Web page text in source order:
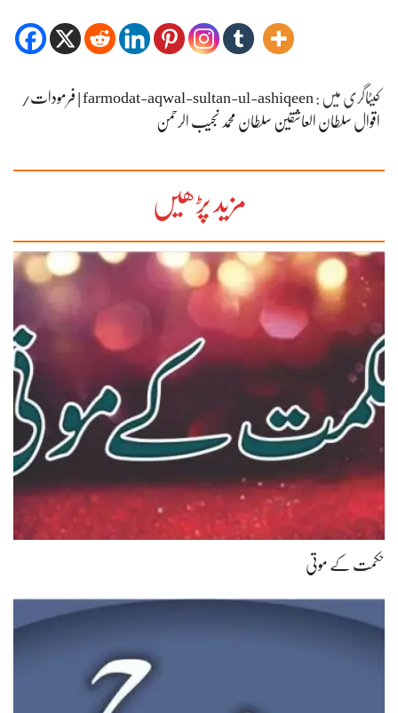
کیٹاگری میں :
farmodat-aqwal-sultan-ul-ashiqeen | فرمودات/
اقوال سلطان العاشقین سلطان محمد نجیب الرحمن
مزید پڑھیں
حکمت کے موتی